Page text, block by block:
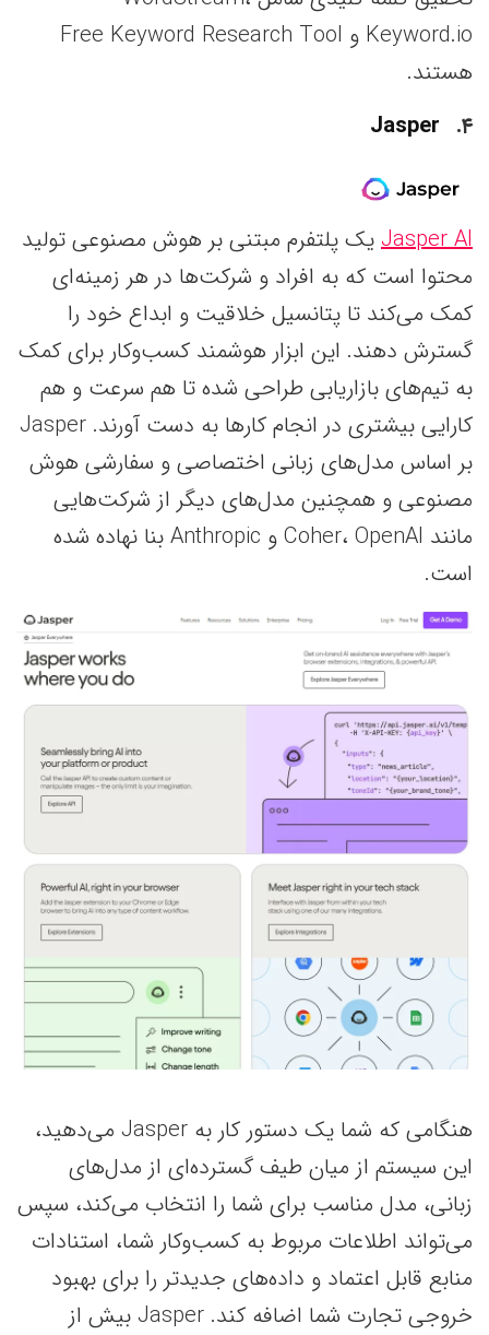
Keyword.io و Free Keyword Research Tool
هستند.
۴
Jasper
Jasper AIیک پلتفرم مبتنی بر هوش مصنوعی تولید
محتوا است که به افراد و شرکت‌ها در هر زمینه‌ای
کمک می‌کند تا پتانسیل خلاقیت و ابداع خود را
گسترش دهند. این ابزار هوشمند کسب‌وکار برای کمک
به تیم‌های بازاریابی طراحی شده تا هم سرعت و هم
کارایی بیشتری در انجام کارها به دست آورند. Jasper
بر اساس مدل‌های زبانی اختصاصی و سفارشی هوش
مصنوعی و همچنین مدل‌های دیگر از شرکت‌هایی
مانند Coher، OpenAI و Anthropic بنا نهاده شده
است.
هنگامی که شما یک دستور کار به Jasper می‌دهید،
این سیستم از میان طیف گسترده‌ای از مدل‌های
زبانی، مدل مناسب برای شما را انتخاب می‌کند، سپس
می‌تواند اطلاعات مربوط به کسب‌وکار شما، استنادات
منابع قابل اعتماد و داده‌های جدیدتر را برای بهبود
خروجی‌ تجارت شما اضافه کند. Jasper بیش از